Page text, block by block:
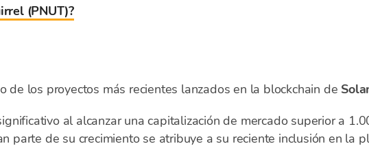
(PNUT)?
de los proyectos más recientes lanzados en la blockchain de
al alcanzar una capitalización de mercado superior a
parte de su crecimiento se atribuye a su reciente inclusión en la